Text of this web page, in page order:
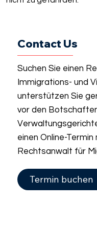
Contact Us
Suchen Sie einen
Immigrations- und
unterstützen Sie
vor den
einen Online-
Rechtsanwalt für
Termin buchen